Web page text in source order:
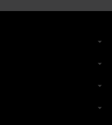
arrow_drop_down
arrow_drop_down
arrow_drop_down
arrow_drop_down